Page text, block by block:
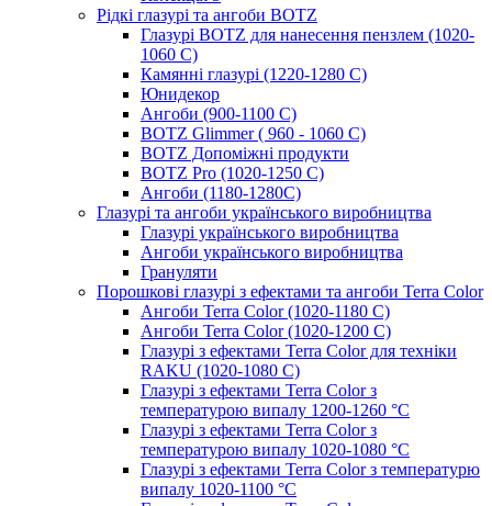
Рідкі глазурі та ангоби BOTZ
Глазурі BOTZ для нанесення пензлем (1020-
1060 C)
Камянні глазурі (1220-1280 С)
Юнидекор
Ангоби (900-1100 С)
BOTZ Glimmer ( 960 - 1060 С)
BOTZ Допоміжні продукти
BOTZ Pro (1020-1250 C)
Ангоби (1180-1280С)
Глазурі та ангоби українського виробництва
Глазурі українського виробництва
Ангоби українського виробництва
Грануляти
Порошкові глазурі з ефектами та ангоби Terra Color
Ангоби Terra Color (1020-1180 С)
Ангоби Terra Color (1020-1200 С)
Глазурі з ефектами Terra Color для техніки
RAKU (1020-1080 С)
Глазурі з ефектами Terra Color з
температурою випалу 1200-1260 °С
Глазурі з ефектами Terra Color з
температурою випалу 1020-1080 °С
Глазурі з ефектами Terra Color з температурю
випалу 1020-1100 °С